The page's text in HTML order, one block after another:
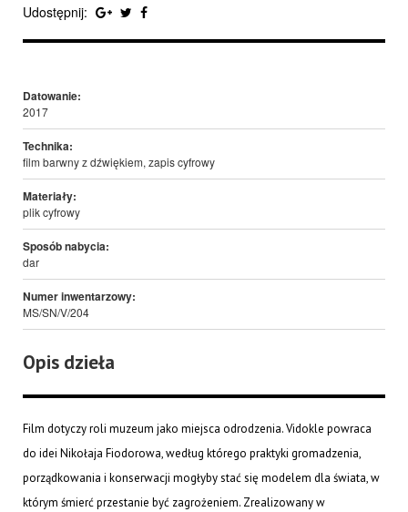
Udostępnij:
Datowanie:
2017
Technika:
film barwny z dźwiękiem, zapis cyfrowy
Materiały:
plik cyfrowy
Sposób nabycia:
dar
Numer inwentarzowy:
MS/SN/V/204
Opis dzieła
Film dotyczy roli muzeum jako miejsca odrodzenia. Vidokle powraca
do idei Nikołaja Fiodorowa, według którego praktyki gromadzenia,
porządkowania i konserwacji mogłyby stać się modelem dla świata, w
którym śmierć przestanie być zagrożeniem. Zrealizowany w